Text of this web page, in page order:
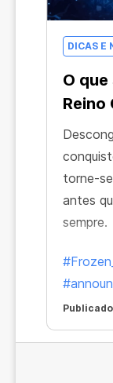
DICAS E
O
Reino
torne-
antes
sempre.